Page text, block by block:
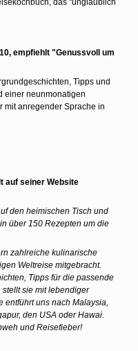
das "unglaublich
empfiehlt "Genussvoll um
Tipps und
einer neunmonatigen
mit anregender Sprache in
auf seiner Website
den heimischen Tisch und
über 150 Rezepten um die
zahlreiche kulinarische
Weltreise mitgebracht.
Tipps für die passende
sie mit lebendiger
entführt uns nach Malaysia,
den USA oder Hawai.
und Reisefieber!